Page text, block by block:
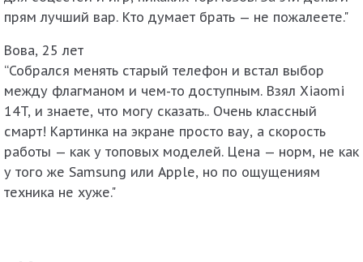
прям лучший вар. Кто думает брать — не пожалеете."
Вова, 25 лет
“Собрался менять старый телефон и встал выбор
между флагманом и чем-то доступным. Взял Xiaomi
14T, и знаете, что могу сказать.. Очень классный
смарт! Картинка на экране просто вау, а скорость
работы — как у топовых моделей. Цена — норм, не как
у того же Samsung или Apple, но по ощущениям
техника не хуже."